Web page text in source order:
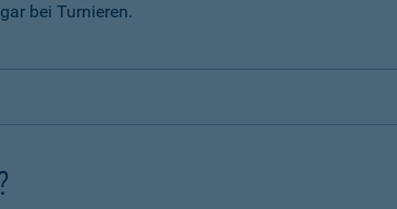
bei Turnieren.